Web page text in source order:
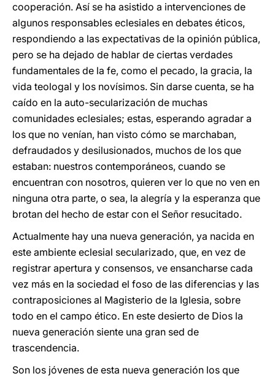
cooperación. Así se ha asistido a intervenciones de
algunos responsables eclesiales en debates éticos,
respondiendo a las expectativas de la opinión pública,
pero se ha dejado de hablar de ciertas verdades
fundamentales de la fe, como el pecado, la gracia, la
vida teologal y los novísimos. Sin darse cuenta, se ha
caído en la auto-secularización de muchas
comunidades eclesiales; estas, esperando agradar a
los que no venían, han visto cómo se marchaban,
defraudados y desilusionados, muchos de los que
estaban: nuestros contemporáneos, cuando se
encuentran con nosotros, quieren ver lo que no ven en
ninguna otra parte, o sea, la alegría y la esperanza que
brotan del hecho de estar con el Señor resucitado.
Actualmente hay una nueva generación, ya nacida en
este ambiente eclesial secularizado, que, en vez de
registrar apertura y consensos, ve ensancharse cada
vez más en la sociedad el foso de las diferencias y las
contraposiciones al Magisterio de la Iglesia, sobre
todo en el campo ético. En este desierto de Dios la
nueva generación siente una gran sed de
trascendencia.
Son los jóvenes de esta nueva generación los que